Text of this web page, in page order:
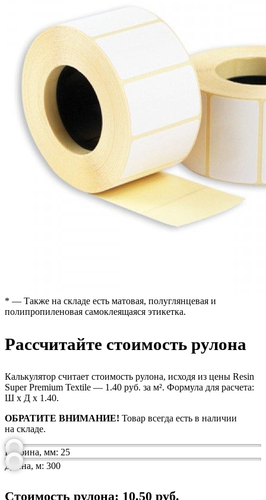
* — Также на складе есть матовая, полуглянцевая и
полипропиленовая самоклеящаяся этикетка.
Рассчитайте стоимость рулона
Калькулятор считает стоимость рулона, исходя из цены Resin
Super Premium Textile — 1.40 руб. за м². Формула для расчета:
Ш х Д х 1.40.
ОБРАТИТЕ ВНИМАНИЕ! Товар всегда есть в наличии
на складе.
Ширина, мм: 25
Длина, м: 300
Стоимость рулона: 10.50 руб.